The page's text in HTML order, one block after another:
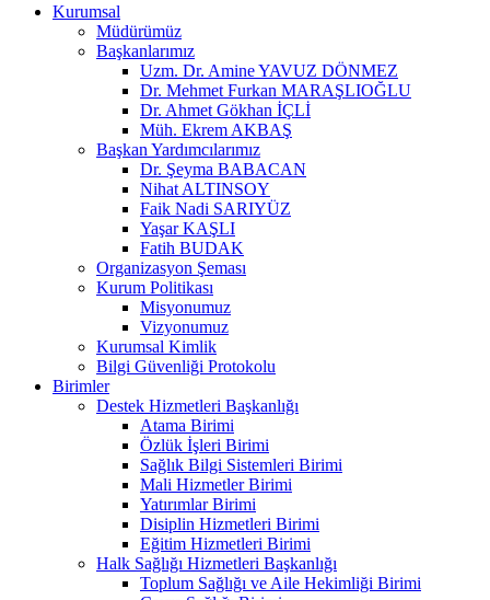
Kurumsal
Müdürümüz
Başkanlarımız
Uzm. Dr. Amine YAVUZ DÖNMEZ
Dr. Mehmet Furkan MARAŞLIOĞLU
Dr. Ahmet Gökhan İÇLİ
Müh. Ekrem AKBAŞ
Başkan Yardımcılarımız
Dr. Şeyma BABACAN
Nihat ALTINSOY
Faik Nadi SARIYÜZ
Yaşar KAŞLI
Fatih BUDAK
Organizasyon Şeması
Kurum Politikası
Misyonumuz
Vizyonumuz
Kurumsal Kimlik
Bilgi Güvenliği Protokolu
Birimler
Destek Hizmetleri Başkanlığı
Atama Birimi
Özlük İşleri Birimi
Sağlık Bilgi Sistemleri Birimi
Mali Hizmetler Birimi
Yatırımlar Birimi
Disiplin Hizmetleri Birimi
Eğitim Hizmetleri Birimi
Halk Sağlığı Hizmetleri Başkanlığı
Toplum Sağlığı ve Aile Hekimliği Birimi